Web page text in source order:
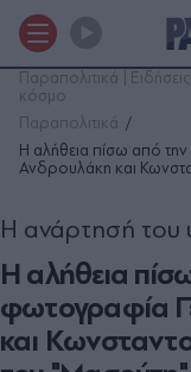
Παραπολιτικά |
κόσμο
Παραπολιτικά
Η αλήθεια πίσω από
Ανδρουλάκη και
Η αλήθεια
φωτογραφία
και
Η ανάρτησή του